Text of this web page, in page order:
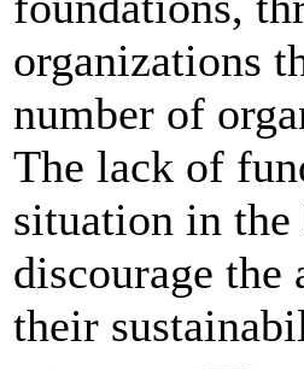
organizations
number of
The lack of
situation in the
discourage
their